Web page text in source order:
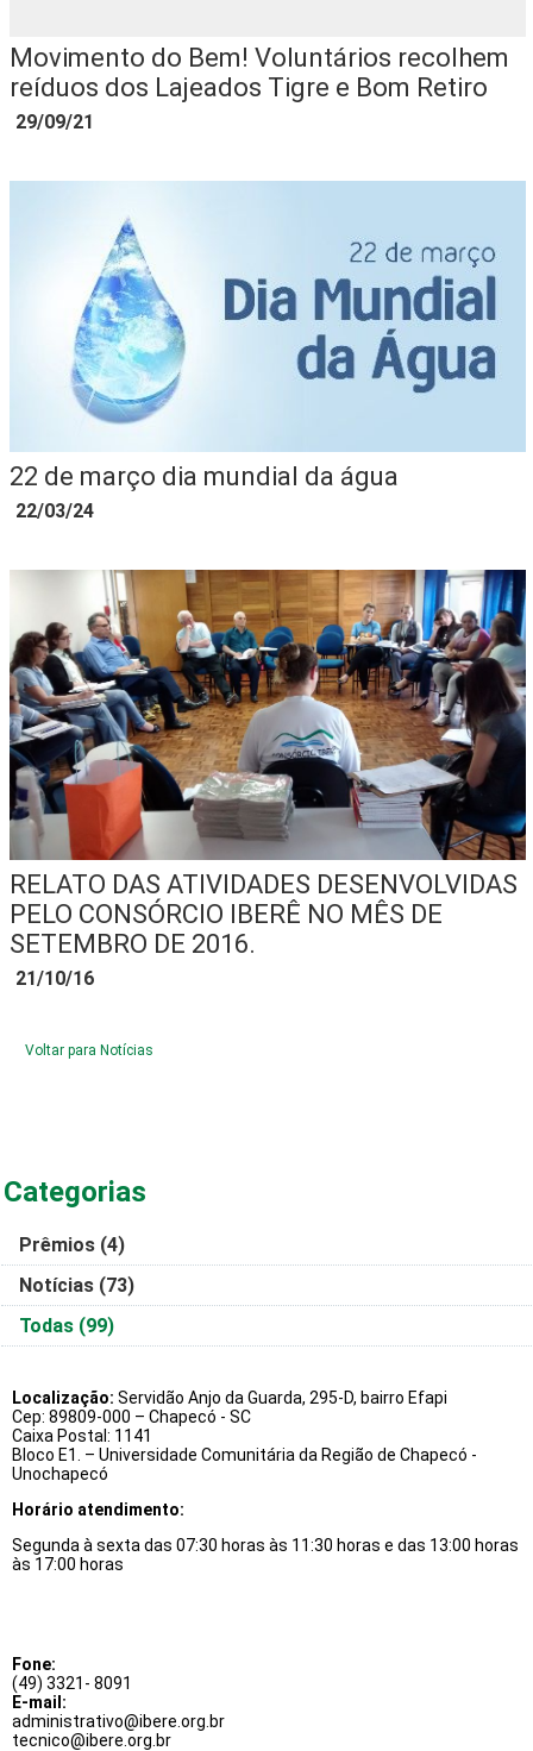
Movimento do Bem! Voluntários recolhem
reíduos dos Lajeados Tigre e Bom Retiro
29/09/21
22 de março dia mundial da água
22/03/24
RELATO DAS ATIVIDADES DESENVOLVIDAS
PELO CONSÓRCIO IBERÊ NO MÊS DE
SETEMBRO DE 2016.
21/10/16
Voltar para Notícias
Categorias
Prêmios (4)
Notícias (73)
Todas (99)
Localização: Servidão Anjo da Guarda, 295-D, bairro Efapi
Cep: 89809-000 – Chapecó - SC
Caixa Postal: 1141
Bloco E1. – Universidade Comunitária da Região de Chapecó -
Unochapecó
Horário atendimento:
Segunda à sexta das 07:30 horas às 11:30 horas e das 13:00 horas
às 17:00 horas
Fone:
(49) 3321- 8091
E-mail:
administrativo@ibere.org.br
tecnico@ibere.org.br